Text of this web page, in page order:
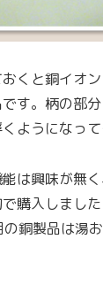
くと銅イオ
す。柄の部
ようになって
は興味が無
購入しまし
銅製品は湯